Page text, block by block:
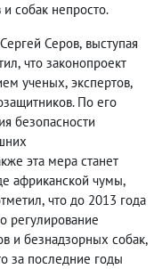
и собак непросто.
Серов, выступая
, что законопроект
ученых, экспертов,
По его
безопасности
эта мера станет
африканской чумы,
, что до 2013 года
регулирование
и безнадзорных собак,
за последние годы